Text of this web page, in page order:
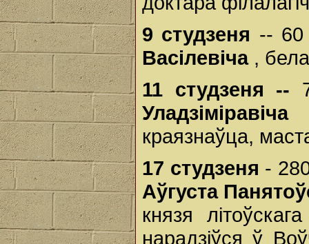
9 студзеня -- 60
Васілевіча ,
11 студзеня --
краязнаўца,
17 студзеня -
Аўгуста
князя
нарадзіўся ў